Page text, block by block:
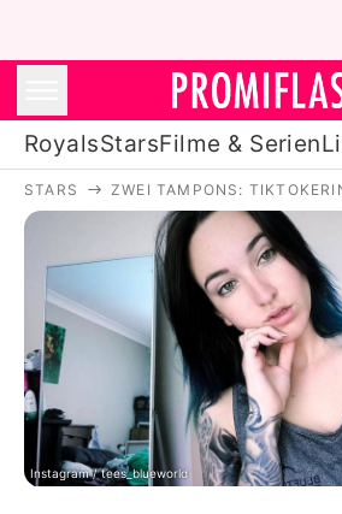
RoyalsStarsFilme & Serien
Royals
Stars
Filme & Serien
Lifestyle
Familie &
Promiflash
STARS ZWEI TAMPONS:
Instagram / tees_blueworld